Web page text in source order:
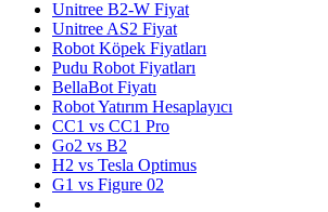
Unitree B2-W Fiyat
Unitree AS2 Fiyat
Robot Köpek Fiyatları
Pudu Robot Fiyatları
BellaBot Fiyatı
Robot Yatırım Hesaplayıcı
CC1 vs CC1 Pro
Go2 vs B2
H2 vs Tesla Optimus
G1 vs Figure 02